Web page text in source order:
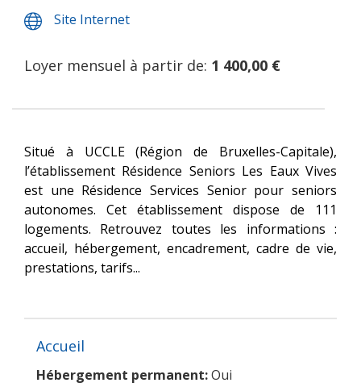
Site Internet
Loyer mensuel à partir de: 1 400,00 €
Situé à UCCLE (Région de Bruxelles-Capitale),
l’établissement Résidence Seniors Les Eaux Vives
est une Résidence Services Senior pour seniors
autonomes. Cet établissement dispose de 111
logements. Retrouvez toutes les informations :
accueil, hébergement, encadrement, cadre de vie,
prestations, tarifs...
Accueil
Hébergement permanent:Oui